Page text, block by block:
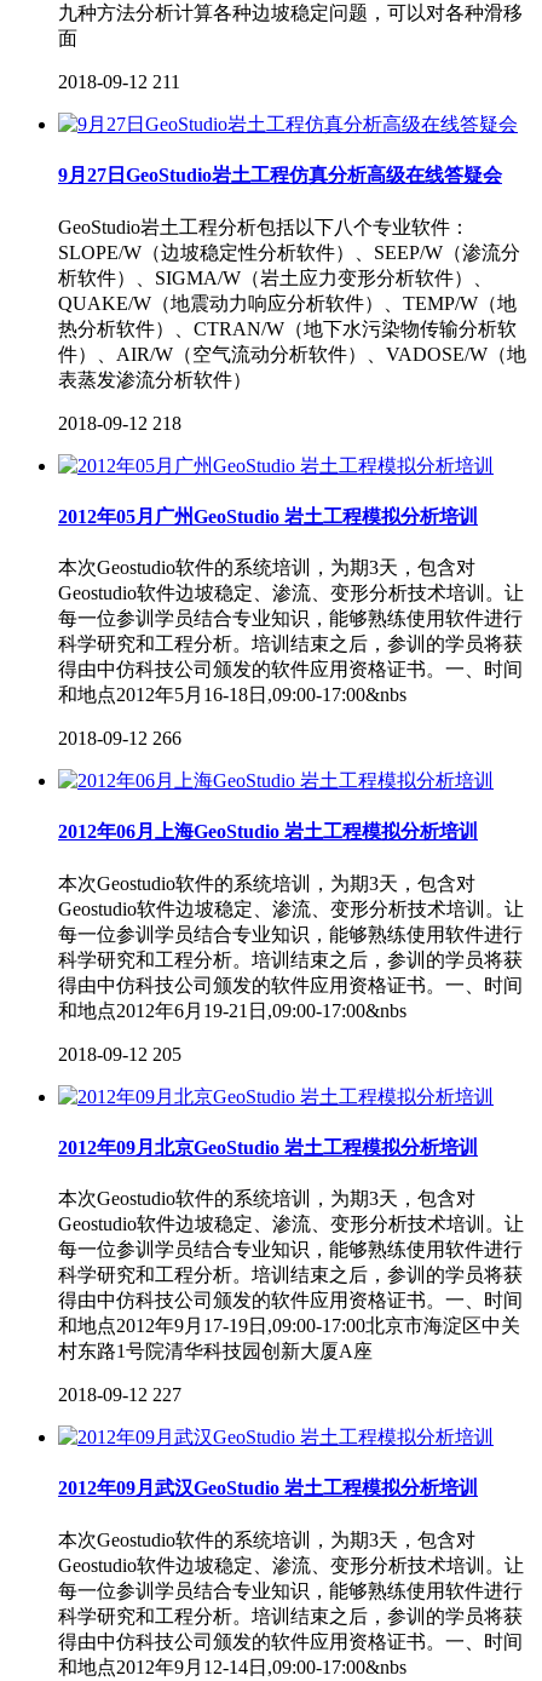
九种方法分析计算各种边坡稳定问题，可以对各种滑移
面
2018-09-12 211
9月27日GeoStudio岩土工程仿真分析高级在线答疑会
GeoStudio岩土工程分析包括以下八个专业软件：
SLOPE/W（边坡稳定性分析软件）、SEEP/W（渗流分
析软件）、SIGMA/W（岩土应力变形分析软件）、
QUAKE/W（地震动力响应分析软件）、TEMP/W（地
热分析软件）、CTRAN/W（地下水污染物传输分析软
件）、AIR/W（空气流动分析软件）、VADOSE/W（地
表蒸发渗流分析软件）
2018-09-12 218
2012年05月广州GeoStudio 岩土工程模拟分析培训
本次Geostudio软件的系统培训，为期3天，包含对
Geostudio软件边坡稳定、渗流、变形分析技术培训。让
每一位参训学员结合专业知识，能够熟练使用软件进行
科学研究和工程分析。培训结束之后，参训的学员将获
得由中仿科技公司颁发的软件应用资格证书。一、时间
和地点2012年5月16-18日,09:00-17:00&nbs
2018-09-12 266
2012年06月上海GeoStudio 岩土工程模拟分析培训
本次Geostudio软件的系统培训，为期3天，包含对
Geostudio软件边坡稳定、渗流、变形分析技术培训。让
每一位参训学员结合专业知识，能够熟练使用软件进行
科学研究和工程分析。培训结束之后，参训的学员将获
得由中仿科技公司颁发的软件应用资格证书。一、时间
和地点2012年6月19-21日,09:00-17:00&nbs
2018-09-12 205
2012年09月北京GeoStudio 岩土工程模拟分析培训
本次Geostudio软件的系统培训，为期3天，包含对
Geostudio软件边坡稳定、渗流、变形分析技术培训。让
每一位参训学员结合专业知识，能够熟练使用软件进行
科学研究和工程分析。培训结束之后，参训的学员将获
得由中仿科技公司颁发的软件应用资格证书。一、时间
和地点2012年9月17-19日,09:00-17:00北京市海淀区中关
村东路1号院清华科技园创新大厦A座
2018-09-12 227
2012年09月武汉GeoStudio 岩土工程模拟分析培训
本次Geostudio软件的系统培训，为期3天，包含对
Geostudio软件边坡稳定、渗流、变形分析技术培训。让
每一位参训学员结合专业知识，能够熟练使用软件进行
科学研究和工程分析。培训结束之后，参训的学员将获
得由中仿科技公司颁发的软件应用资格证书。一、时间
和地点2012年9月12-14日,09:00-17:00&nbs